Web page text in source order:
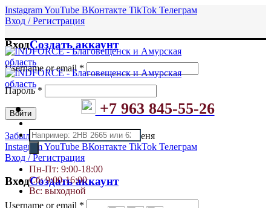
InstagramYouTube ВКонтакте TikTok Телеграм
Вход / Регистрация
ВходСоздать аккаунт
Username or email *
Пароль*
Войти
Забыли пароль?
Запомнить меня
InstagramYouTube ВКонтакте TikTok Телеграм
Вход / Регистрация
ВходСоздать аккаунт
Username or email *
+7 963 845-55-26
Поиск
товаров
Пн-Пт: 9:00-18:00
Сб: 9:00-16:00
Вс: выходной